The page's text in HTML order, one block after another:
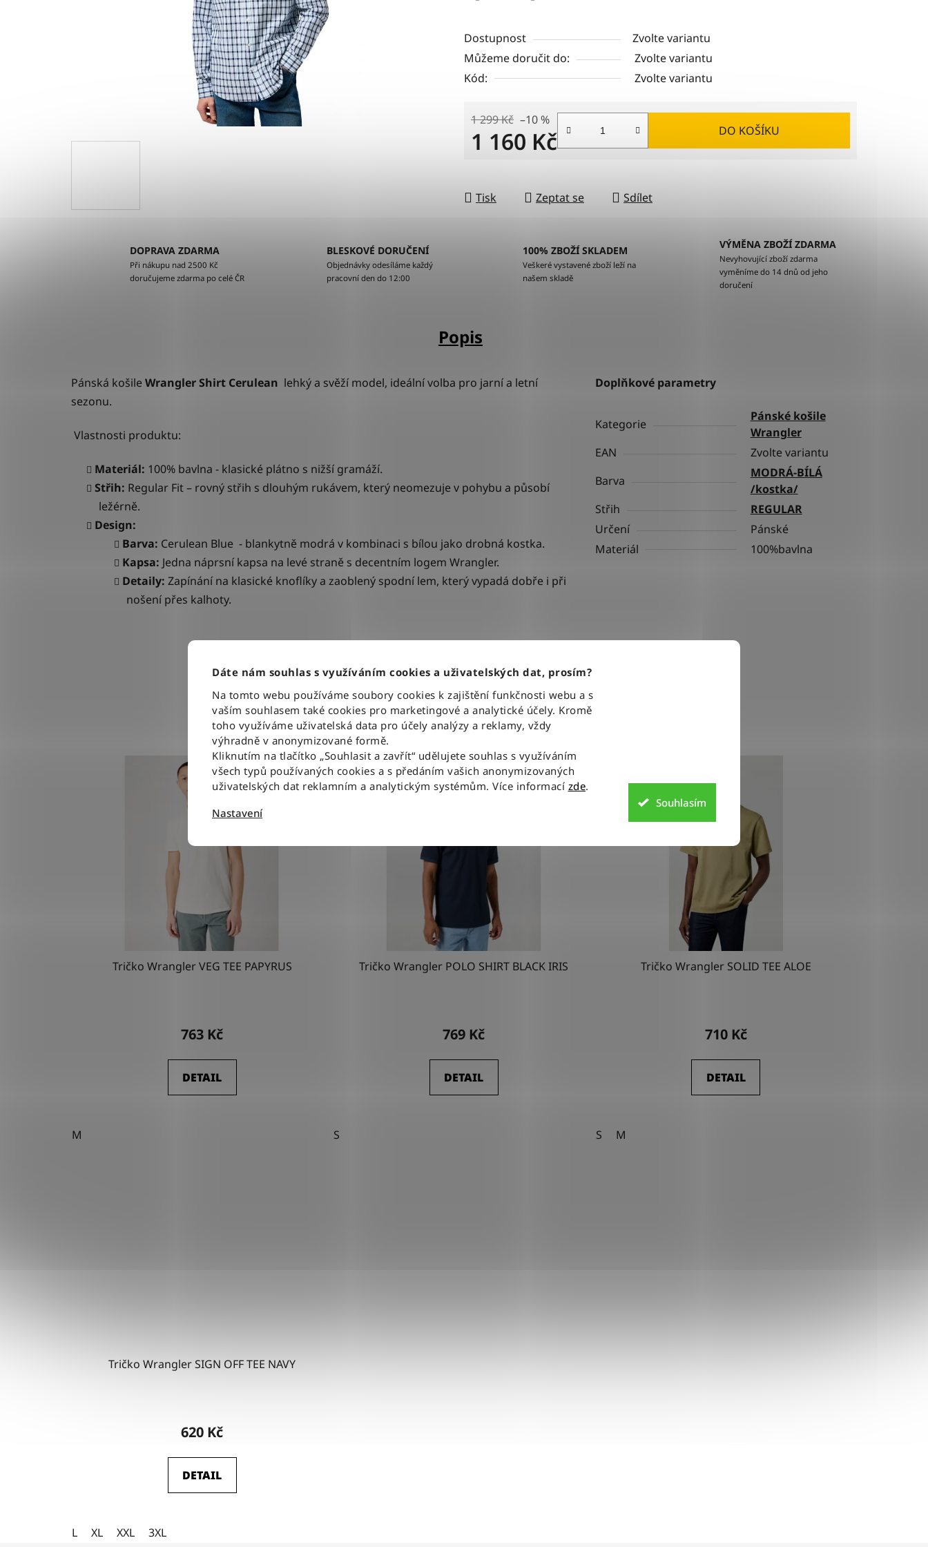
Dáte nám souhlas s využíváním cookies a uživatelských dat, prosím?
Na tomto webu používáme soubory cookies k zajištění funkčnosti webu a s
vaším souhlasem také cookies pro marketingové a analytické účely. Kromě
toho využíváme uživatelská data pro účely analýzy a reklamy, vždy
výhradně v anonymizované formě.
Kliknutím na tlačítko „Souhlasit a zavřít“ udělujete souhlas s využíváním
všech typů používaných cookies a s předáním vašich anonymizovaných
uživatelských dat reklamním a analytickým systémům. Více informací zde.
Nastavení
Souhlasím
Dostupnost
Zvolte variantu
Můžeme doručit do:
Zvolte variantu
Kód:
Zvolte variantu
1 299 Kč –10 %
1 160 Kč DO KOŠÍKU
Tisk Zeptat se Sdílet
DOPRAVA ZDARMA
Při nákupu nad 2500 Kč
doručujeme zdarma po celé ČR
BLESKOVÉ DORUČENÍ
Objednávky odesíláme každý
pracovní den do 12:00
100% ZBOŽÍ SKLADEM
Veškeré vystavené zboží leží na
našem skladě
VÝMĚNA ZBOŽÍ ZDARMA
Nevyhovující zboží zdarma
vyměníme do 14 dnů od jeho
doručení
Popis
Pánská košileWrangler Shirt Cerulean lehký a svěží model, ideální volba pro jarní a letní
sezonu.
Vlastnosti produktu:
Materiál: 100% bavlna - klasické plátno s nižší gramáží.
Střih: Regular Fit – rovný střih s dlouhým rukávem, který neomezuje v pohybu a působí
ležérně.
Design:
Barva: Cerulean Blue - blankytně modrá v kombinaci s bílou jako drobná kostka.
Kapsa: Jedna náprsní kapsa na levé straně s decentním logem Wrangler.
Detaily: Zapínání na klasické knoflíky a zaoblený spodní lem, který vypadá dobře i při
nošení přes kalhoty.
Doplňkové parametry
Kategorie
Pánské košile
Wrangler
EAN
Zvolte variantu
Barva
MODRÁ-BÍLÁ
/kostka/
Střih
REGULAR
Určení
Pánské
Materiál
100%bavlna
Podobné produkty
Tričko Wrangler VEG TEE PAPYRUS
763 Kč
DETAIL
M
Tričko Wrangler POLO SHIRT BLACK IRIS
769 Kč
DETAIL
S
Tričko Wrangler SOLID TEE ALOE
710 Kč
DETAIL
S M
Tričko Wrangler SIGN OFF TEE NAVY
620 Kč
DETAIL
L XL XXL 3XL